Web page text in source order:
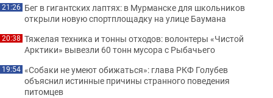
21:26 Бег в гигантских лаптях: в Мурманске для школьников
открыли новую спортплощадку на улице Баумана
20:38 Тяжелая техника и тонны отходов: волонтеры «Чистой
Арктики» вывезли 60 тонн мусора с Рыбачьего
19:54 «Собаки не умеют обижаться»: глава РКФ Голубев
объяснил истинные причины странного поведения
питомцев